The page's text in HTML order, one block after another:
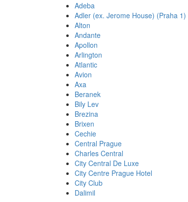
Adeba
Adler (ex. Jerome House) (Praha 1)
Alton
Andante
Apollon
Arlington
Atlantic
Avion
Axa
Beranek
Bily Lev
Brezina
Brixen
Cechie
Central Prague
Charles Central
City Central De Luxe
City Centre Prague Hotel
City Club
Dalimil